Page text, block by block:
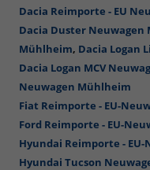
Dacia Reimporte - EU
Dacia Duster Neuwagen
Mühlheim, Dacia Logan
Dacia Logan MCV
Neuwagen Mühlheim
Fiat Reimporte - EU-
Ford Reimporte - EU-
Hyundai Reimporte -
Hyundai Tucson